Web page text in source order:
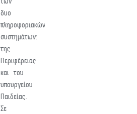
δυο
πληροφοριακών
συστημάτων:
της
Περιφέρειας
και του
υπουργείου
Παιδείας.
Σε